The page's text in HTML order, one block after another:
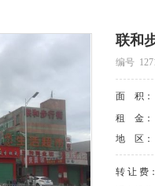
联和
编号
面 积：
租 金：
地 区：
转 让 费